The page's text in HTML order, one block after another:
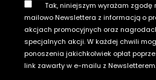
Tak, niniejszym wyrażam
mailowo Newslettera z informacją o
akcjach promocyjnych oraz
specjalnych akcji. W każdej chwili
ponoszenia jakichkolwiek opłat
link zawarty w e-mailu z Newsletterem.